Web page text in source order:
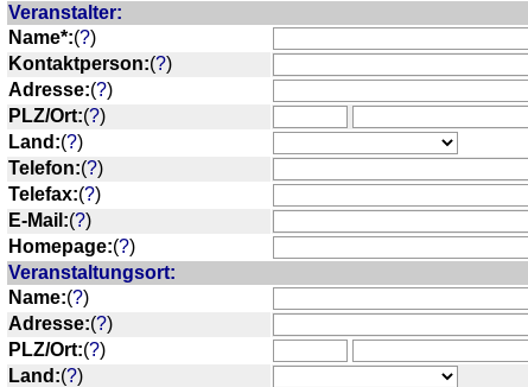
Veranstalter:
Name*:(?)
Kontaktperson:(?)
Adresse:(?)
PLZ/Ort:(?)
Land:(?)
Telefon:(?)
Telefax:(?)
E-Mail:(?)
Homepage:(?)
Veranstaltungsort:
Name:(?)
Adresse:(?)
PLZ/Ort:(?)
Land:(?)